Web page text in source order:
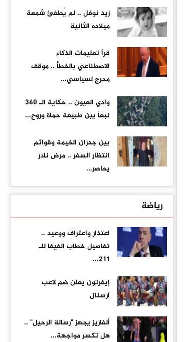
زيد نوفل .. لم يُطفئ شمعة
ميلاده الثانية
قرأ تعليمات الذكاء
الاصطناعي بالخطأ .. موقف
محرج لسياسي...
وادي العيون .. حكاية الـ 360
نبعاً بين طبيعة حماة وروح...
بين جدران الخيمة وقوائم
انتظار السفر .. مرض نادر
يحاصر...
رياضة
اعتذار واعتراف ووعيد ..
تفاصيل خطاب الفيفا للـ
211...
إيفرتون يعلن ضم لاعب
آرسنال
ألفاريز يجهز "رسالة الرحيل" ..
هل تكسر مواجهة...